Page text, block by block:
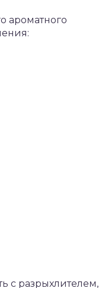
ароматного
с разрыхлителем,